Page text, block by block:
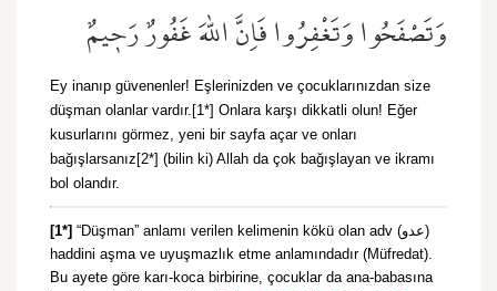
وَتَصْفَحُوا وَتَغْفِرُوا فَاِنَّ اللّٰهَ غَفُورٌ رَح۪يمٌ
Ey inanıp güvenenler! Eşlerinizden ve çocuklarınızdan size
düşman olanlar vardır.[1*] Onlara karşı dikkatli olun! Eğer
kusurlarını görmez, yeni bir sayfa açar ve onları
bağışlarsanız[2*] (bilin ki) Allah da çok bağışlayan ve ikramı
bol olandır.
[1*] “Düşman” anlamı verilen kelimenin kökü olan adv (عدو)
haddini aşma ve uyuşmazlık etme anlamındadır (Müfredat).
Bu ayete göre karı-koca birbirine, çocuklar da ana-babasına